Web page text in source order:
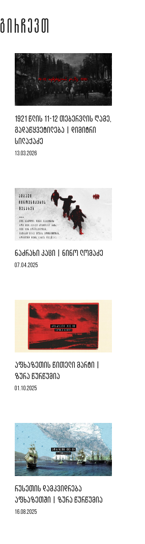
ᲒᲘᲠᲩᲔᲕᲗ
1921 ᲬᲚᲘᲡ 11-12 ᲗᲔᲑᲔᲠᲕᲚᲘᲡ ᲦᲐᲛᲔ,
ᲒᲐᲓᲐᲬᲧᲕᲔᲢᲘᲚᲔᲑᲐ | ᲓᲘᲛᲘᲢᲠᲘ
ᲡᲘᲚᲐᲥᲐᲫᲔ
13.03.2026
ᲜᲐᲫᲠᲐᲮᲘ ᲙᲐᲪᲘ | ᲜᲘᲜᲝ ᲚᲝᲛᲐᲫᲔ
07.04.2025
ᲐᲤᲮᲐᲖᲔᲗᲘᲡ ᲬᲘᲗᲔᲚᲘ ᲛᲐᲠᲢᲘ |
ᲖᲣᲠᲐ ᲬᲣᲠᲬᲣᲛᲘᲐ
01.10.2025
ᲠᲣᲡᲔᲗᲘᲡ ᲓᲐᲛᲙᲕᲘᲓᲠᲔᲑᲐ
ᲐᲤᲮᲐᲖᲔᲗᲨᲘ | ᲖᲣᲠᲐ ᲬᲣᲠᲬᲣᲛᲘᲐ
16.08.2025